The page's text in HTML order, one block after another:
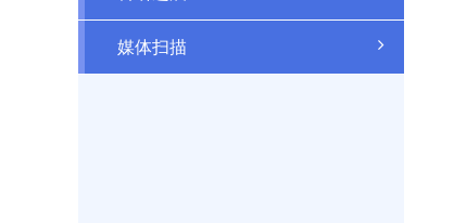
媒体扫描